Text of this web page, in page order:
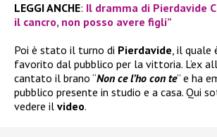
LEGGI ANCHE: Il dramma di Pierdavide
il cancro, non posso avere figli”
Poi è stato il turno di Pierdavide, il quale
favorito dal pubblico per la vittoria. L’ex
cantato il brano “Non ce l’ho con te” e ha
pubblico presente in studio e a casa. Qui
vedere il video.